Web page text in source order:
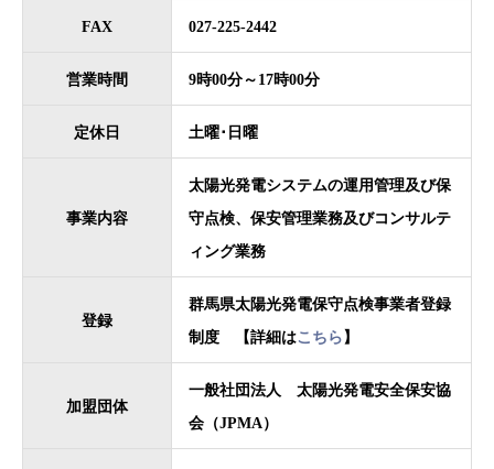
FAX 027-225-2442
営業時間 9時00分～17時00分
定休日 土曜･日曜
事業内容
太陽光発電システムの運用管理及び保
守点検、保安管理業務及びコンサルテ
ィング業務
登録
群馬県太陽光発電保守点検事業者登録
制度 【詳細はこちら 】
加盟団体
一般社団法人 太陽光発電安全保安協
会（JPMA）